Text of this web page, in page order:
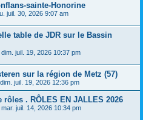
sainte-Honorine
juil. 30, 2026 9:07 am
table de JDR sur le Bassin
dim. juil. 19, 2026 10:37 pm
sur la région de Metz (57)
dim. juil. 19, 2026 12:36 pm
rôles . RÔLES EN JALLES 2026
mar. juil. 14, 2026 10:34 pm